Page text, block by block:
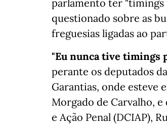
parlamento ter
questionado sobre as
freguesias ligadas ao
"Eu nunca tive timings
perante os deputados
Garantias, onde
Morgado de Carvalho,
e Ação Penal (DCIAP),